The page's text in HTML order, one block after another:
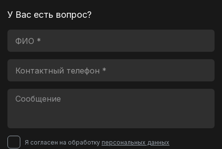
У Вас есть вопрос?
Я согласен на обработку персональных данных